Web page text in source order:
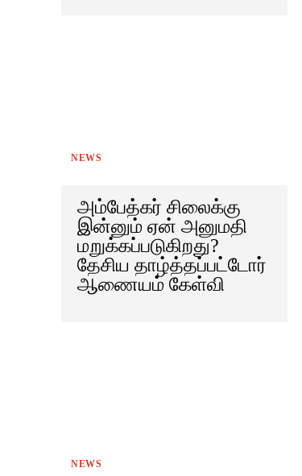
NEWS
அம்பேத்கர் சிலைக்கு
இன்னும் ஏன் அனுமதி
மறுக்கப்படுகிறது?
தேசிய தாழ்த்தப்பட்டோர்
ஆணையம் கேள்வி
NEWS